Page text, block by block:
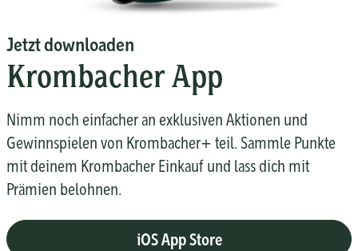
Jetzt downloaden
Krombacher App
Nimm noch einfacher an exklusiven Aktionen und
Gewinnspielen von Krombacher+ teil. Sammle Punkte
mit deinem Krombacher Einkauf und lass dich mit
Prämien belohnen.
iOS App Store